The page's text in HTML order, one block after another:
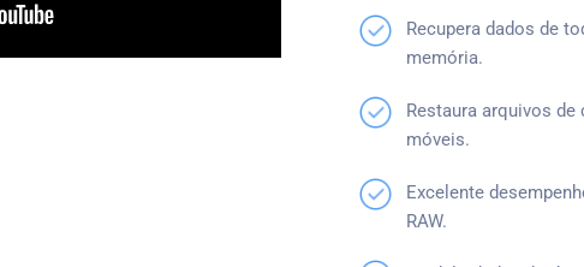
Recupera dados de
memória.
Restaura arquivos
móveis.
Excelente
RAW.